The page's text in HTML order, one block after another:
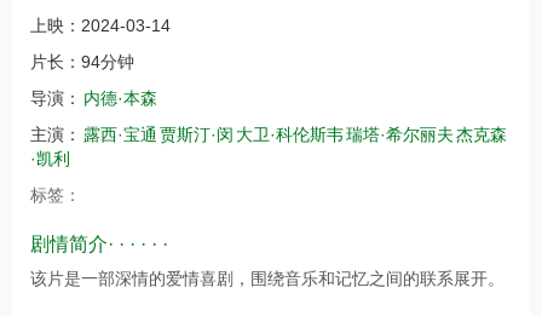
上映： 2024-03-14
片长： 94分钟
导演： 内德·本森
主演： 露西·宝通 贾斯汀·闵 大卫·科伦斯韦瑞塔·希尔丽夫杰克森
·凯利
标签：
剧情简介· · · · · ·
该片是一部深情的爱情喜剧，围绕音乐和记忆之间的联系展开。